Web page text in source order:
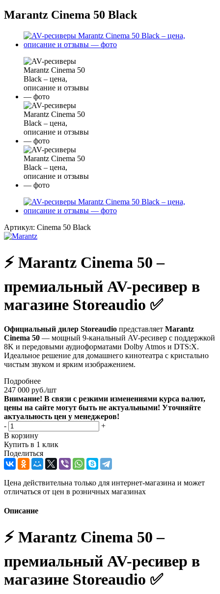
Marantz Cinema 50 Black
Артикул: Cinema 50 Black
⚡️ Marantz Cinema 50 –
премиальный AV-ресивер в
магазине Storeaudio ✅
Официальный дилер Storeaudio представляет Marantz
Cinema 50 — мощный 9-канальный AV-ресивер с поддержкой
8K и передовыми аудиоформатами Dolby Atmos и DTS:X.
Идеальное решение для домашнего кинотеатра с кристально
чистым звуком и ярким изображением.
Подробнее
247 000 руб./шт
Внимание! В связи с резкими изменениями курса валют,
цены на сайте могут быть не актуальными! Уточняйте
актуальность цен у менеджеров!
-
+
В корзину
Купить в 1 клик
Поделиться
Цена действительна только для интернет-магазина и может
отличаться от цен в розничных магазинах
Описание
⚡️ Marantz Cinema 50 –
премиальный AV-ресивер в
магазине Storeaudio ✅